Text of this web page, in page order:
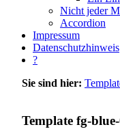
Nicht jeder
Accordion
Impressum
Datenschutzhinweis
?
Sie sind hier:
Template fg-